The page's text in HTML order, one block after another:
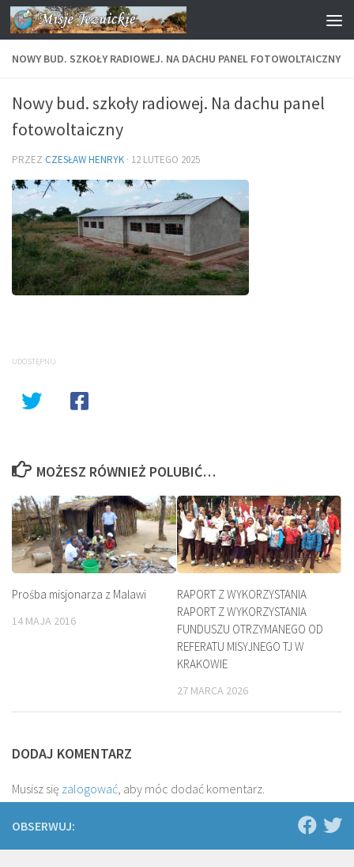
Przejdź do treści
NOWY BUD. SZKOŁY RADIOWEJ. NA DACHU PANEL FOTOWOLTAICZNY
Nowy bud. szkoły radiowej. Na dachu panel
fotowoltaiczny
PRZEZ CZESŁAW HENRYK · 12 LUTEGO 2025
UDOSTĘPNIJ
MOŻESZ RÓWNIEŻ POLUBIĆ…
Prośba misjonarza z Malawi
14 MAJA 2016
RAPORT Z WYKORZYSTANIA
RAPORT Z WYKORZYSTANIA
FUNDUSZU OTRZYMANEGO OD
REFERATU MISYJNEGO TJ W
KRAKOWIE
27 MARCA 2026
DODAJ KOMENTARZ
Musisz się zalogować, aby móc dodać komentarz.
OBSERWUJ: